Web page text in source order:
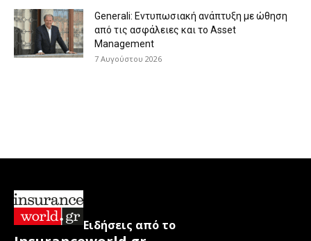
Generali: Eντυπωσιακή ανάπτυξη με ώθηση
από τις ασφάλειες και το Asset
Management
7 Αυγούστου 2026
Ειδήσεις από το